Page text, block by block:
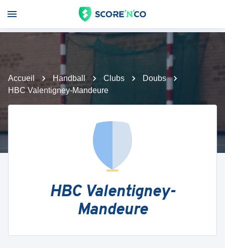
Accueil Handball Clubs
Doubs
HBC Valentigney-Mandeure
HBC Valentigney-
Mandeure